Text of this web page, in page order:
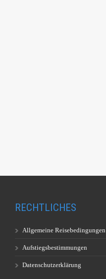
RECHTLICHES
Allgemeine Reisebedingungen
Aufstiegsbestimmungen
Datenschutzerklärung